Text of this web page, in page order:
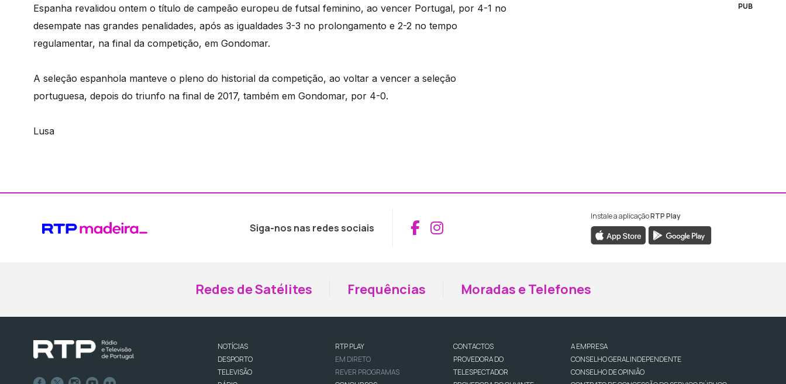
Espanha revalidou ontem o título de campeão europeu de futsal feminino, ao vencer Portugal, por 4-1 no
desempate nas grandes penalidades, após as igualdades 3-3 no prolongamento e 2-2 no tempo
regulamentar, na final da competição, em Gondomar.
A seleção espanhola manteve o pleno do historial da competição, ao voltar a vencer a seleção
portuguesa, depois do triunfo na final de 2017, também em Gondomar, por 4-0.
Lusa
PUB
Siga-nos nas redes sociais Aceder ao Facebook da RTP Madeira
Aceder ao Instagram da RTP Madeira
Instale a aplicaçãoRTP Play
Redes de Satélites Frequências Moradas e Telefones
NOTÍCIAS
DESPORTO
TELEVISÃO
RTP PLAY
EM DIRETO
REVER PROGRAMAS
CONTACTOS
PROVEDORA DO
TELESPECTADOR
A EMPRESA
CONSELHO GERAL INDEPENDENTE
CONSELHO DE OPINIÃO